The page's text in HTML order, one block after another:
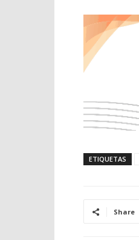
ETIQUETAS
Share